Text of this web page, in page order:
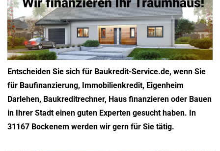
Entscheiden Sie sich für Baukredit-Service.de, wenn Sie
für Baufinanzierung, Immobilienkredit, Eigenheim
Darlehen, Baukreditrechner, Haus finanzieren oder Bauen
in Ihrer Stadt einen guten Experten gesucht haben. In
31167 Bockenem werden wir gern für Sie tätig.